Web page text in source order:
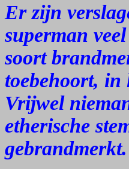
Er zijn
superman
soort
toebehoort, in
Vrijwel
etherische
gebrandmerkt.